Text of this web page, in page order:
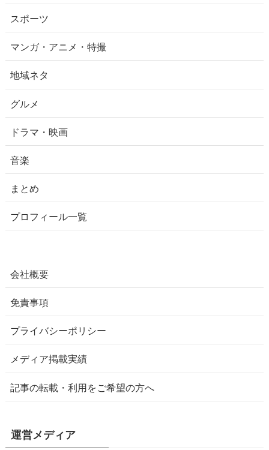
スポーツ
マンガ・アニメ・特撮
地域ネタ
グルメ
ドラマ・映画
音楽
まとめ
プロフィール一覧
会社概要
免責事項
プライバシーポリシー
メディア掲載実績
記事の転載・利用をご希望の方へ
運営メディア